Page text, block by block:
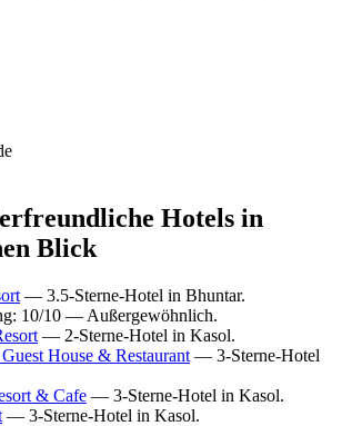
Hotels in
Blick
— 3.5-Sterne-Hotel in Bhuntar.
10/10 — Außergewöhnlich.
— 2-Sterne-Hotel in Kasol.
House & Restaurant — 3-Sterne-Hotel
& Cafe — 3-Sterne-Hotel in Kasol.
— 3-Sterne-Hotel in Kasol.